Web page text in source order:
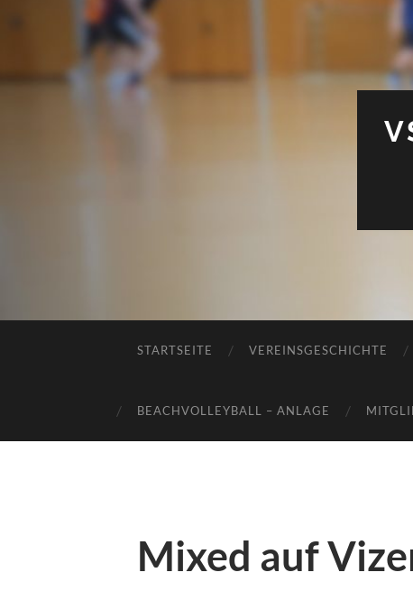
STARTSEITE VEREINSGESCHICHTE
BEACHVOLLEYBALL – ANLAGE
Mixed auf